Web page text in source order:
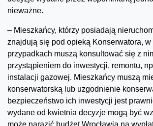
nieważne.
– Mieszkańcy, którzy posiadają
znajdują się pod opieką Konserwatora, w
przypadkach muszą konsultować się z
przystąpieniem do inwestycji, remontu,
instalacji gazowej. Mieszkańcy muszą
konserwatorską lub uzgodnienie
bezpieczeństwo ich inwestycji jest
wydane od kwietnia decyzje mogą być
może narazić budżet Wrocławia na